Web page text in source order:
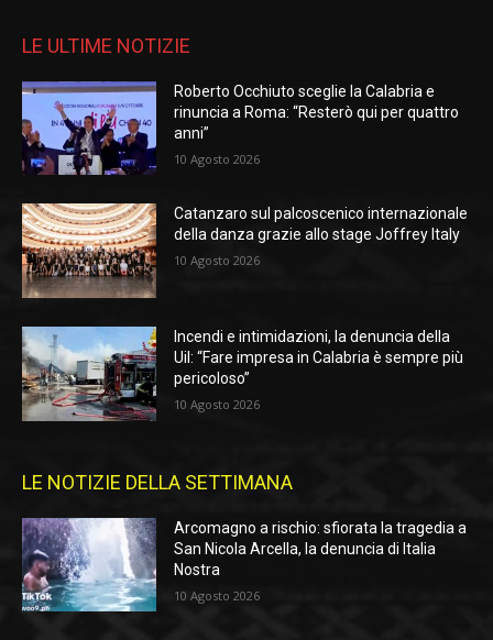
LE ULTIME NOTIZIE
Roberto Occhiuto sceglie la Calabria e
rinuncia a Roma: “Resterò qui per quattro
anni”
10 Agosto 2026
Catanzaro sul palcoscenico internazionale
della danza grazie allo stage Joffrey Italy
10 Agosto 2026
Incendi e intimidazioni, la denuncia della
Uil: “Fare impresa in Calabria è sempre più
pericoloso”
10 Agosto 2026
LE NOTIZIE DELLA SETTIMANA
Arcomagno a rischio: sfiorata la tragedia a
San Nicola Arcella, la denuncia di Italia
Nostra
10 Agosto 2026